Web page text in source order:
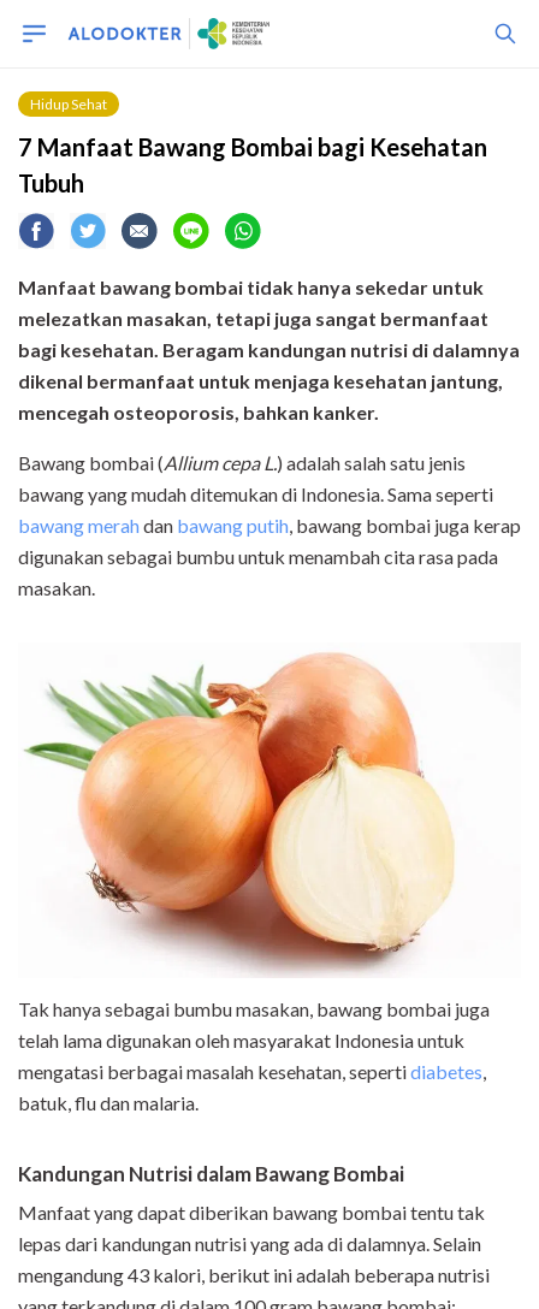
Hidup Sehat
7 Manfaat Bawang Bombai bagi Kesehatan
Tubuh
Manfaat bawang bombai tidak hanya sekedar untuk
melezatkan masakan, tetapi juga sangat bermanfaat
bagi kesehatan. Beragam kandungan nutrisi di dalamnya
dikenal bermanfaat untuk menjaga kesehatan jantung,
mencegah osteoporosis, bahkan kanker.
Bawang bombai (Allium cepa L.) adalah salah satu jenis
bawang yang mudah ditemukan di Indonesia. Sama seperti
bawang merahdan bawang putih, bawang bombai juga kerap
digunakan sebagai bumbu untuk menambah cita rasa pada
masakan.
Tak hanya sebagai bumbu masakan, bawang bombai juga
telah lama digunakan oleh masyarakat Indonesia untuk
mengatasi berbagai masalah kesehatan, sepertidiabetes,
batuk, flu dan malaria.
Kandungan Nutrisi dalam Bawang Bombai
Manfaat yang dapat diberikan bawang bombai tentu tak
lepas dari kandungan nutrisi yang ada di dalamnya. Selain
mengandung 43 kalori, berikut ini adalah beberapa nutrisi